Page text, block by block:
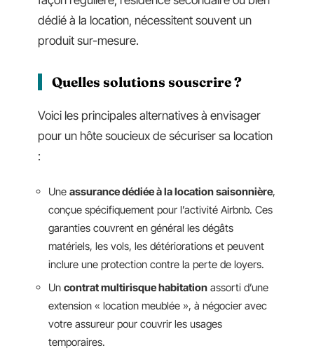
dédié à la location, nécessitent souvent un
produit sur-mesure.
Quelles solutions souscrire ?
Voici les principales alternatives à envisager
pour un hôte soucieux de sécuriser sa location
:
Une assurance dédiée à la location saisonnière,
conçue spécifiquement pour l’activité Airbnb. Ces
garanties couvrent en général les dégâts
matériels, les vols, les détériorations et peuvent
inclure une protection contre la perte de loyers.
Un contrat multirisque habitation assorti d’une
extension « location meublée », à négocier avec
votre assureur pour couvrir les usages
temporaires.